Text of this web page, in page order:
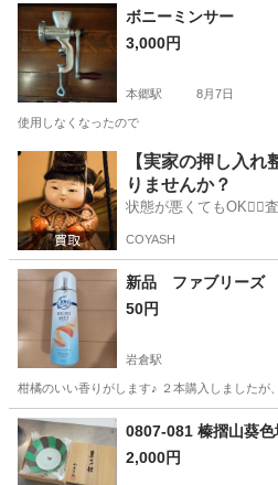
愛知 名古屋市 現地
ボニーミンサー
3,000円
本郷駅 8月7日
使用しなくなったので
愛知 名古屋市 本郷駅 調理器具
【実家の押し入
りませんか？
状態が悪くてもOK🙆‍♀️
COYASH
新品 ファブリーズ
50円
岩倉駅
柑橘のいい香りがします♪ ２本購入しました
愛知 岩倉市 その他 柑
0807-081 榛摺山葵
2,000円